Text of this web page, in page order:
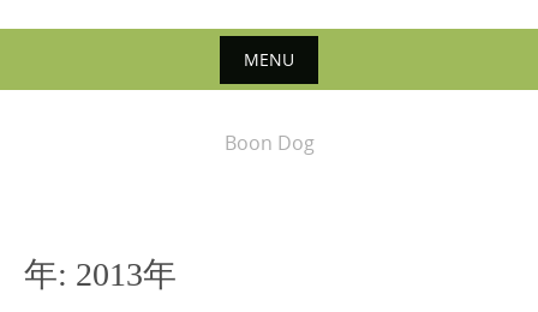
MENU
Boon Dog
年: 2013年